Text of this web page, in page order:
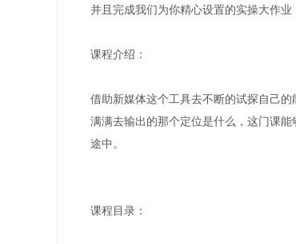
并且完成我们为你精心设置的实操大作业
课程介绍：
借助新媒体这个工具去不断的试探自己
满满去输出的那个定位是什么，这门课
途中。
课程目录：